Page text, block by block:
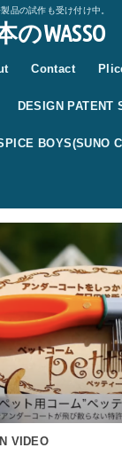
品の試作も受け付け中。
WASSO
Contact
DESIGN PATENT
BOYS(SUNO
ロジェクト